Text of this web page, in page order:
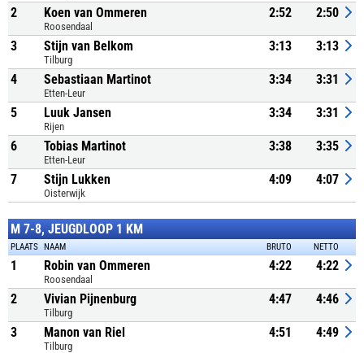
2 Koen van Ommeren
Roosendaal
2:52 2:50
3 Stijn van Belkom
Tilburg
3:13 3:13
4 Sebastiaan Martinot
Etten-Leur
3:34 3:31
5 Luuk Jansen
Rijen
3:34 3:31
6 Tobias Martinot
Etten-Leur
3:38 3:35
7 Stijn Lukken
Oisterwijk
4:09 4:07
M 7-8, JEUGDLOOP 1 KM
PLAATS NAAM BRUTO NETTO
1 Robin van Ommeren
Roosendaal
4:22 4:22
2 Vivian Pijnenburg
Tilburg
4:47 4:46
3 Manon van Riel
Tilburg
4:51 4:49